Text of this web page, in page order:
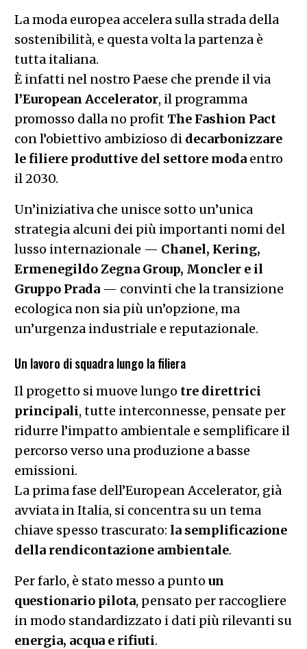
La moda europea accelera sulla strada della
sostenibilità, e questa volta la partenza è
tutta italiana.
È infatti nel nostro Paese che prende il via
l’European Accelerator, il programma
promosso dalla no profit The Fashion Pact
con l’obiettivo ambizioso di decarbonizzare
le filiere produttive del settore modaentro
il 2030.
Un’iniziativa che unisce sotto un’unica
strategia alcuni dei più importanti nomi del
lusso internazionale — Chanel, Kering,
Ermenegildo Zegna Group, Moncler e il
Gruppo Prada— convinti che la transizione
ecologica non sia più un’opzione, ma
un’urgenza industriale e reputazionale.
Un lavoro di squadra lungo la filiera
Il progetto si muove lungo tre direttrici
principali, tutte interconnesse, pensate per
ridurre l’impatto ambientale e semplificare il
percorso verso una produzione a basse
emissioni.
La prima fase dell’European Accelerator, già
avviata in Italia, si concentra su un tema
chiave spesso trascurato: la semplificazione
della rendicontazione ambientale.
Per farlo, è stato messo a punto un
questionario pilota, pensato per raccogliere
in modo standardizzato i dati più rilevanti su
energia, acqua e rifiuti.